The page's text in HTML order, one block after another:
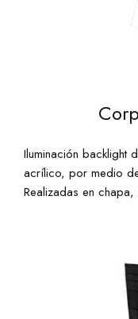
Iluminación backlight
acrílico, por medio
Realizadas en